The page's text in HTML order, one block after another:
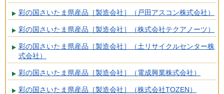
彩の国さいたま県産品［製造会社］（戸田アスコン株式会社）
彩の国さいたま県産品［製造会社］（株式会社テクアノーツ）
彩の国さいたま県産品［製造会社］（土リサイクルセンター株
式会社）
彩の国さいたま県産品［製造会社］（電成興業株式会社）
彩の国さいたま県産品［製造会社］（株式会社TOZEN）